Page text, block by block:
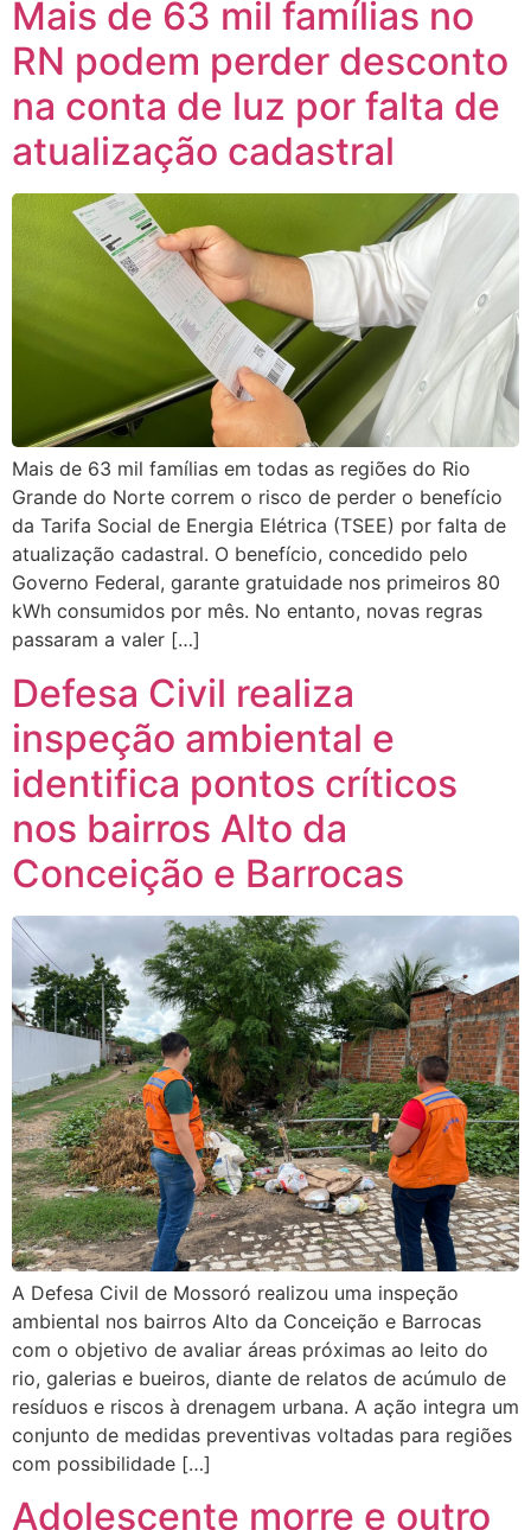
Mais de 63 mil famílias no
RN podem perder desconto
na conta de luz por falta de
atualização cadastral
Mais de 63 mil famílias em todas as regiões do Rio
Grande do Norte correm o risco de perder o benefício
da Tarifa Social de Energia Elétrica (TSEE) por falta de
atualização cadastral. O benefício, concedido pelo
Governo Federal, garante gratuidade nos primeiros 80
kWh consumidos por mês. No entanto, novas regras
passaram a valer […]
Defesa Civil realiza
inspeção ambiental e
identifica pontos críticos
nos bairros Alto da
Conceição e Barrocas
A Defesa Civil de Mossoró realizou uma inspeção
ambiental nos bairros Alto da Conceição e Barrocas
com o objetivo de avaliar áreas próximas ao leito do
rio, galerias e bueiros, diante de relatos de acúmulo de
resíduos e riscos à drenagem urbana. A ação integra um
conjunto de medidas preventivas voltadas para regiões
com possibilidade […]
Adolescente morre e outro